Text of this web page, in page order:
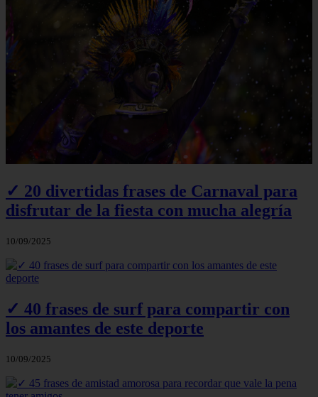
✓ 20 divertidas frases de Carnaval para
disfrutar de la fiesta con mucha alegría
10/09/2025
✓ 40 frases de surf para compartir con
los amantes de este deporte
10/09/2025